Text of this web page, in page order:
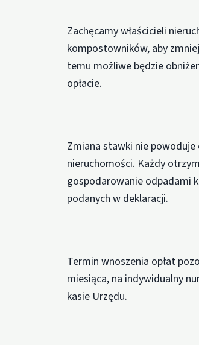
Zachęcamy właścicieli
kompostowników, aby
temu możliwe będzie
opłacie.
Zmiana stawki nie powoduje
nieruchomości. Każdy
gospodarowanie odpadami
podanych w deklaracji.
Termin wnoszenia opłat
miesiąca, na indywidualny
kasie Urzędu.